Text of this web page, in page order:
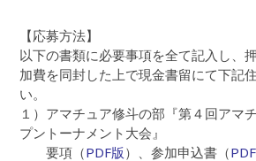
【応募方法】
以下の書類に必要事項を全て記入し、
加費を同封した上で現金書留にて下記
い。
１）アマチュア修斗の部『第４回アマ
プントーナメント大会』
要項（PDF版）、参加申込書（